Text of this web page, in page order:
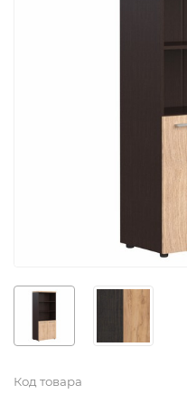
Код товара